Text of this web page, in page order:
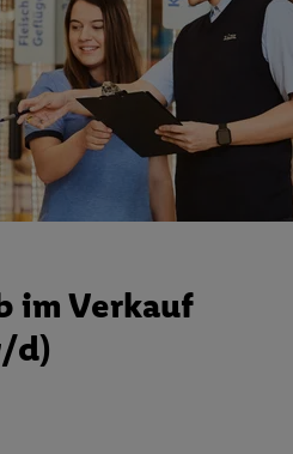
im Verkauf
d)